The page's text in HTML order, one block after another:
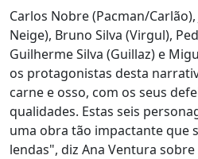
Carlos Nobre (Pacman/Carlão),
Neige), Bruno Silva (Virgul),
Guilherme Silva (Guillaz) e
os protagonistas desta
carne e osso, com os seus
qualidades. Estas seis
uma obra tão impactante que
lendas", diz Ana Ventura